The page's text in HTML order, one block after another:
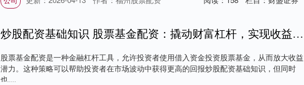
炒股配资基础知识 股票基金配资：撬动财富杠杆，实现收益最大化
股票基金配资是一种金融杠杆工具，允许投资者使用借入资金投资股票基金，从而放大收益
潜力。这种策略可以帮助投资者在市场波动中获得更高的回报炒股配资基础知识，但同时
也....